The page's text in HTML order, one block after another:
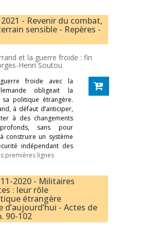
- Revenir du combat,
sensible - Repères -
et la guerre froide : fin
Henri Soutou
froide avec la
obligeait la
politique étrangère.
à défaut d’anticiper,
à des changements
sans pour
construire un système
indépendant des
premières lignes
2020 - Militaires
: leur rôle
étrangère
d’aujourd’hui - Actes de
90-102